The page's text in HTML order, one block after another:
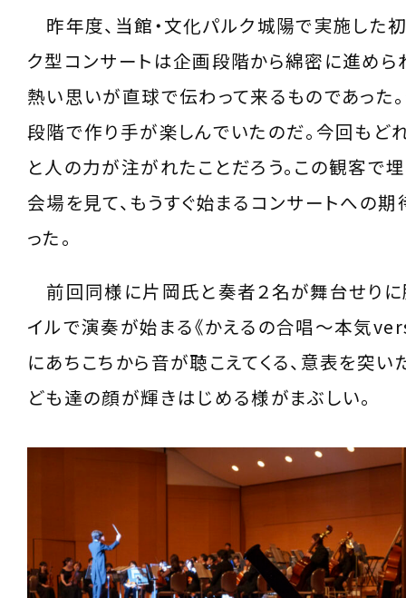
昨年度、当館・文化パルク城陽で実施した
ク型コンサートは企画段階から綿密に進めら
熱い思いが直球で伝わって来るものであった。
段階で作り手が楽しんでいたのだ。今回もど
と人の力が注がれたことだろう。この観客で
会場を見て、もうすぐ始まるコンサートへの
った。
前回同様に片岡氏と奏者２名が舞台せり
イルで演奏が始まる《かえるの合唱～本気
にあちこちから音が聴こえてくる、意表を突い
ども達の顔が輝きはじめる様がまぶしい。